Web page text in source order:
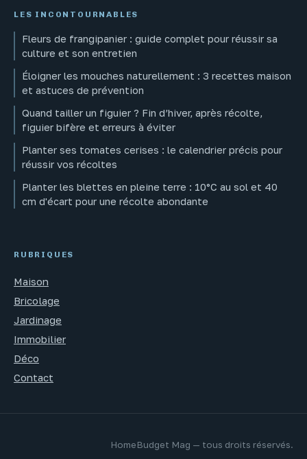
LES INCONTOURNABLES
Fleurs de frangipanier : guide complet pour réussir sa
culture et son entretien
Éloigner les mouches naturellement : 3 recettes maison
et astuces de prévention
Quand tailler un figuier ? Fin d’hiver, après récolte,
figuier bifère et erreurs à éviter
Planter ses tomates cerises : le calendrier précis pour
réussir vos récoltes
Planter les blettes en pleine terre : 10°C au sol et 40
cm d'écart pour une récolte abondante
RUBRIQUES
Maison
Bricolage
Jardinage
Immobilier
Déco
Contact
HomeBudget Mag — tous droits réservés.